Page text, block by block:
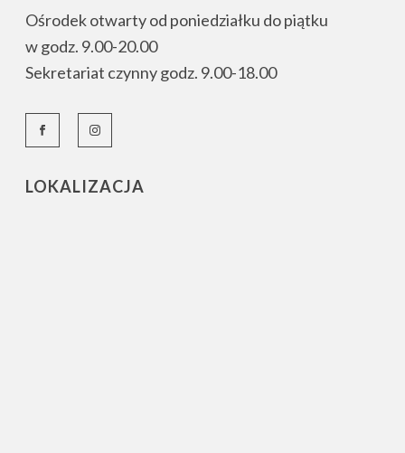
Ośrodek otwarty od poniedziałku do piątku
w godz. 9.00-20.00
Sekretariat czynny godz. 9.00-18.00
LOKALIZACJA